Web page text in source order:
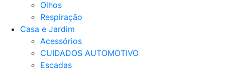
Olhos
Respiração
Casa e Jardim
Acessórios
CUIDADOS AUTOMOTIVO
Escadas